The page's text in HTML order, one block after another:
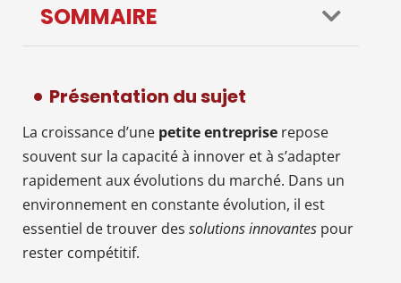
SOMMAIRE
Présentation du sujet
La croissance d’une petite entreprise repose
souvent sur la capacité à innover et à s’adapter
rapidement aux évolutions du marché. Dans un
environnement en constante évolution, il est
essentiel de trouver des solutions innovantes pour
rester compétitif.